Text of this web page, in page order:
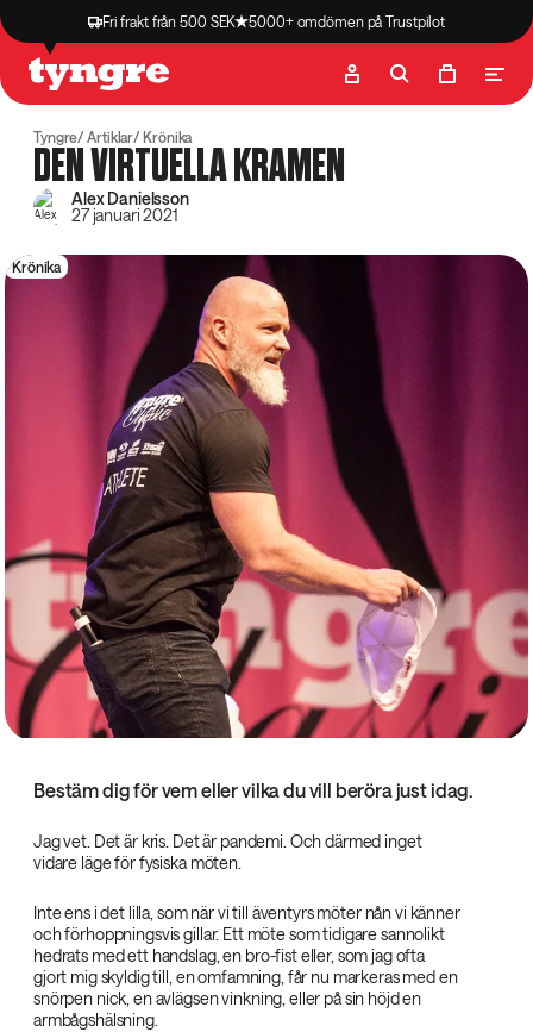
Fri frakt från 500 SEK 5000+ omdömen på Trustpilot
Butik Recept
Tyngre Artiklar Krönika
DEN VIRTUELLA KRAMEN
Alex Danielsson
27 januari 2021
Krönika
Bestäm dig för vem eller vilka du vill beröra just idag.
Jag vet. Det är kris. Det är pandemi. Och därmed inget
vidare läge för fysiska möten.
Inte ens i det lilla, som när vi till äventyrs möter nån vi känner
och förhoppningsvis gillar. Ett möte som tidigare sannolikt
hedrats med ett handslag, en bro-fist eller, som jag ofta
gjort mig skyldig till, en omfamning, får nu markeras med en
snörpen nick, en avlägsen vinkning, eller på sin höjd en
armbågshälsning.